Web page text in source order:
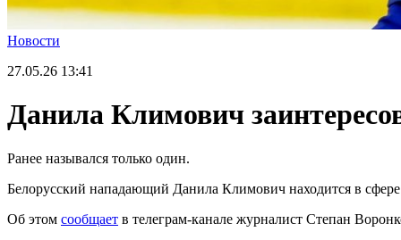
Новости
27.05.26 13:41
Данила Климович
Ранее назывался только один.
Белорусский нападающий Данила Климович находится в
Об этом сообщает в телеграм-канале журналист Степан